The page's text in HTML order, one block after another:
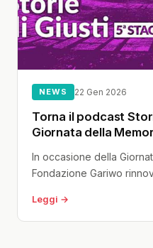
NEWS 22 Gen 2026
Torna il podcast
Giornata della
In occasione della
Fondazione Gariwo
Leggi →